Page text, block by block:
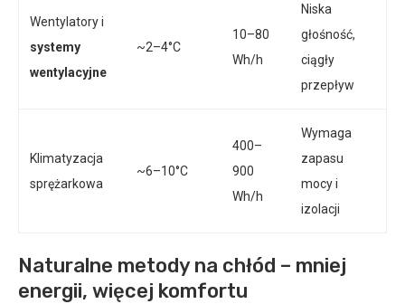
Wentylatory i
systemy
wentylacyjne
~2–4°C
10–80
Wh/h
Niska
głośność,
ciągły
przepływ
Klimatyzacja
sprężarkowa
~6–10°C
400–
900
Wh/h
Wymaga
zapasu
mocy i
izolacji
Naturalne metody na chłód – mniej
energii, więcej komfortu